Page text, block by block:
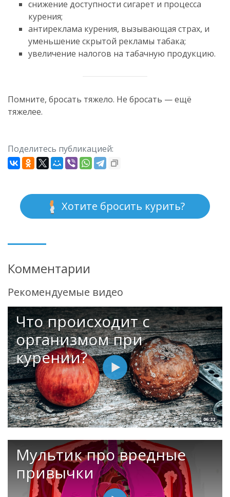
снижение доступности сигарет и процесса
курения;
антиреклама курения, вызывающая страх, и
уменьшение скрытой рекламы табака;
увеличение налогов на табачную продукцию.
Помните, бросать тяжело. Не бросать — ещё
тяжелее.
Поделитесь публикацией:
Хотите бросить курить?
Комментарии
Рекомендуемые видео
Что происходит с
организмом при
курении?
06:32
Мультик про вредные
привычки